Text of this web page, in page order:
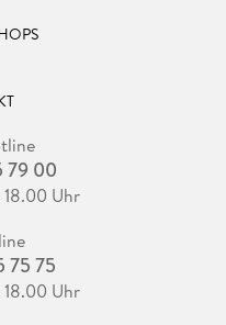
79 00
Uhr
75 75
Uhr